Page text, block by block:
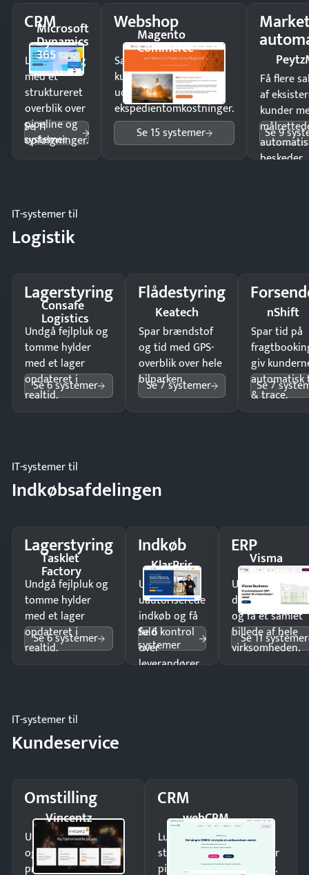
CRM
Microsoft
Dynamics
365
Luk flere salg
med et
struktureret
overblik over
pipeline og
opfølgninger.
Se 11
systemer
Webshop
Magento
Commerce
Sælg produkter 24/7 til
kunder i hele landet
uden
ekspedientomkostninger.
Se 15 systemer
Få flere
af
kunder
beskeder.
Se 9
IT-systemer til
Logistik
Lagerstyring
Consafe
Logistics
Undgå fejlpluk og
tomme hylder
med et lager
opdateret i
realtid.
Se 6 systemer
Flådestyring
Keatech
Spar brændstof
og tid med GPS-
overblik over hele
bilparken.
Se 7 systemer
nShift
Spar tid på
giv
automatisk
& trace.
Se 7
IT-systemer til
Indkøbsafdelingen
Lagerstyring
Tasklet
Factory
Undgå fejlpluk og
tomme hylder
med et lager
opdateret i
realtid.
Se 6 systemer
Indkøb
KlarPris
Undgå
uautoriserede
indkøb og få
fuld kontrol
over
leverandører
Se 6
systemer
ERPVisma
Business
Undgå
og få ét samlet
billede af hele
virksomheden.
Se 11 systemer
IT-systemer til
Kundeservice
Omstilling
Vincentz
Undgå tabte opkald
og giv kunderne en
professionel
CRM
webCRM
Luk flere salg med et
struktureret overblik over
pipeline og opfølgninger.